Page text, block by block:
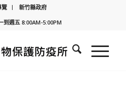
覽
新竹縣政府
到週五 8:00AM-5:00PM